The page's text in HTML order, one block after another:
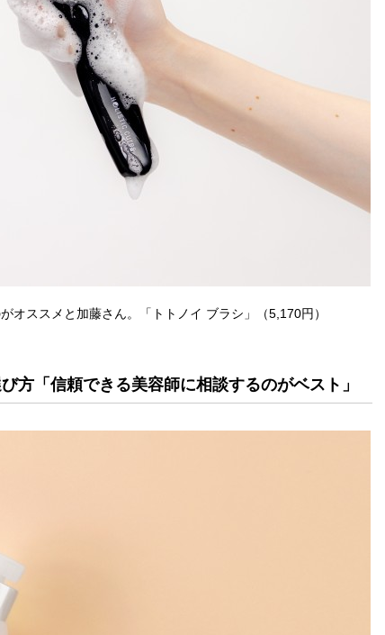
オススメと加藤さん。「トトノイ ブラシ」（5,170円）
方「信頼できる美容師に相談するのがベスト」